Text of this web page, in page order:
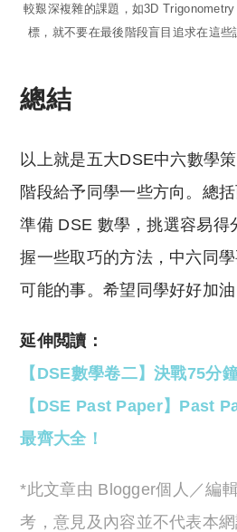
較艱深複雜的課題，如3D
標，就不要在最後階段盲目追求在這些
總結
以上就是五大DSE中六數學
階段給予同學一些方向。總
準備 DSE 數學，挑選容易得
握一些取巧的方法，中六同
可能的事。希望同學好好加油
延伸閲讀：
【DSE數學卷二】決戰75分
【DSE Past Paper】Past
最齊大全！
*此文章由 Blogger個人／編
考，意見及內容並不代表本